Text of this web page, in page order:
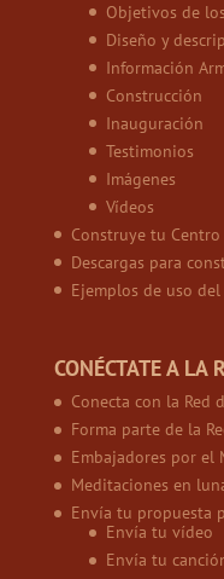
Objetivos de
Diseño y
Información
Construcción
Inauguración
Testimonios
Imágenes
Vídeos
Construye tu
Descargas para
Ejemplos de uso
CONÉCTATE A LA
Conecta con la Red
Forma parte de la
Embajadores por el
Meditaciones en
Envía tu propuesta
Envía tu vídeo
Envía tu